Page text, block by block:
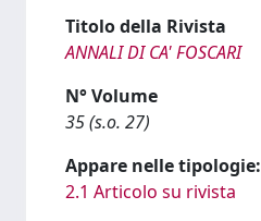
Titolo della Rivista
ANNALI DI CA' FOSCARI
N° Volume
35 (s.o. 27)
Appare nelle tipologie:
2.1 Articolo su rivista